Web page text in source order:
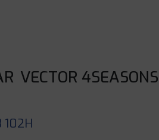
VECTOR 4SEASONS
102H